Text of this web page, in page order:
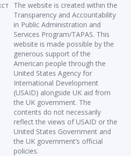
The website is created within the
Transparency and Accountability
in Public Administration and
Services Program/TAPAS. This
website is made possible by the
generous support of the
American people through the
United States Agency for
International Development
(USAID) alongside UK aid from
the UK government. The
contents do not necessarily
reflect the views of USAID or the
United States Government and
the UK government’s official
policies.